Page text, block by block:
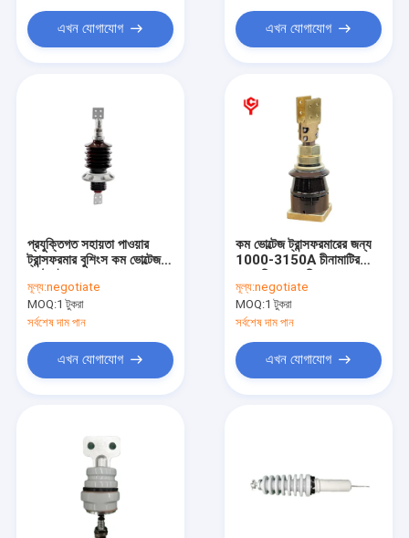
এখন যোগাযোগ এখন যোগাযোগ
প্রযুক্তিগত সহায়তা পাওয়ার
ট্রান্সফরমার বুশিংস কম ভোল্টেজ
মূল্য:negotiate
MOQ:1 টুকরা
সর্বশেষ দাম পান
এখন যোগাযোগ
কম ভোল্টেজ ট্রান্সফরমারের জন্য
1000-3150A চীনামাটির
মূল্য:negotiate
MOQ:1 টুকরা
সর্বশেষ দাম পান
এখন যোগাযোগ